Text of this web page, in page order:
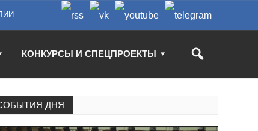
КОНКУРСЫ И СПЕЦПРОЕКТЫ
ДНЯ